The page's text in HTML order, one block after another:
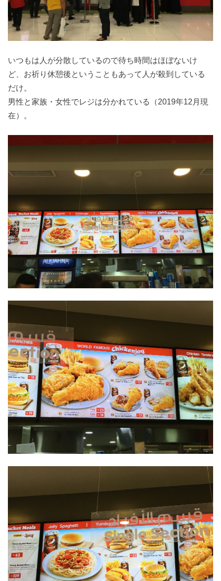
いつもは人が分散しているので待ち時間はほぼないけ
ど、お祈り休憩後ということもあって人が殺到している
だけ。
男性と家族・女性でレジは分かれている（2019年12月現
在）。